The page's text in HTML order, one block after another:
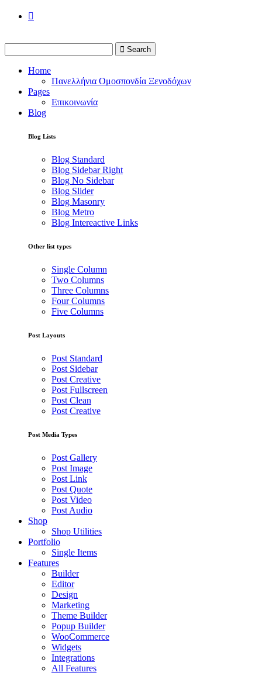
Search
Home
Πανελλήνια Ομοσπονδία Ξενοδόχων
Pages
Επικοινωνία
Blog
Blog Lists
Blog Standard
Blog Sidebar Right
Blog No Sidebar
Blog Slider
Blog Masonry
Blog Metro
Blog Intereactive Links
Other list types
Single Column
Two Columns
Three Columns
Four Columns
Five Columns
Post Layouts
Post Standard
Post Sidebar
Post Creative
Post Fullscreen
Post Clean
Post Creative
Post Media Types
Post Gallery
Post Image
Post Link
Post Quote
Post Video
Post Audio
Shop
Shop Utilities
Portfolio
Single Items
Features
Builder
Editor
Design
Marketing
Theme Builder
Popup Builder
WooCommerce
Widgets
Integrations
All Features